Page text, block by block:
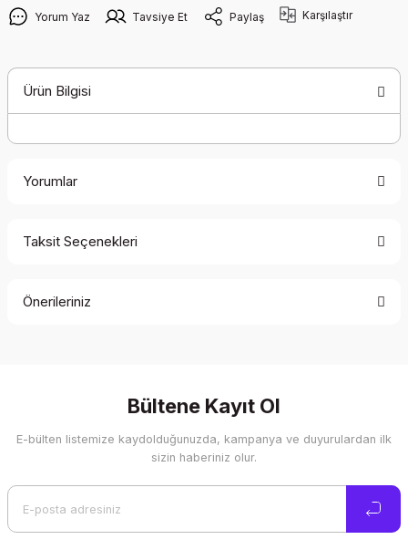
Yorum Yaz Tavsiye Et Paylaş Karşılaştır
Ürün Bilgisi
Yorumlar
Taksit Seçenekleri
Önerileriniz
Görüş ve önerileriniz için teşekkür ederiz.
Ürün resmi kalitesiz, bozuk veya görüntülenemiyor.
Bültene Kayıt Ol
E-bülten listemize kaydolduğunuzda, kampanya ve duyurulardan ilk
sizin haberiniz olur.